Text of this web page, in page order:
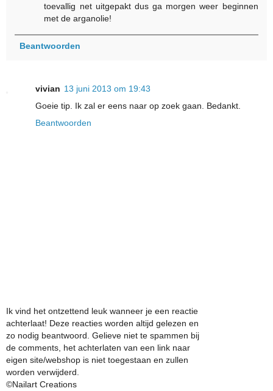
toevallig net uitgepakt dus ga morgen weer beginnen
met de arganolie!
Beantwoorden
vivian 13 juni 2013 om 19:43
Goeie tip. Ik zal er eens naar op zoek gaan. Bedankt.
Beantwoorden
Ik vind het ontzettend leuk wanneer je een reactie
achterlaat! Deze reacties worden altijd gelezen en
zo nodig beantwoord. Gelieve niet te spammen bij
de comments, het achterlaten van een link naar
eigen site/webshop is niet toegestaan en zullen
worden verwijderd.
©Nailart Creations